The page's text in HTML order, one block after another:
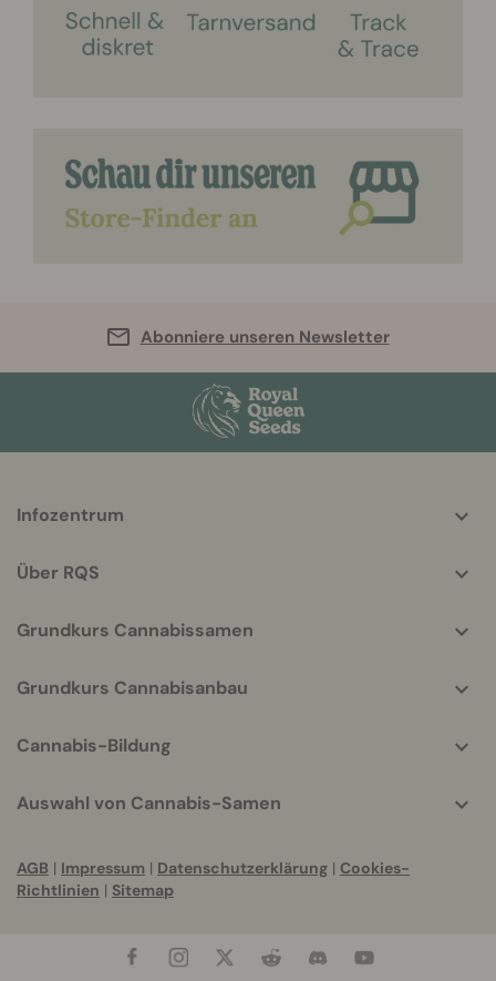
Abonniere unseren Newsletter
helpful
Infozentrum
Über RQS
Grundkurs Cannabissamen
Grundkurs Cannabisanbau
Cannabis-Bildung
Auswahl von Cannabis-Samen
AGB | Impressum | Datenschutzerklärung | Cookies-
Richtlinien | Sitemap